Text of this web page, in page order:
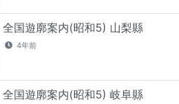
全国遊廓案内(昭和5) 山梨縣
4年前
全国遊廓案内(昭和5) 岐阜縣